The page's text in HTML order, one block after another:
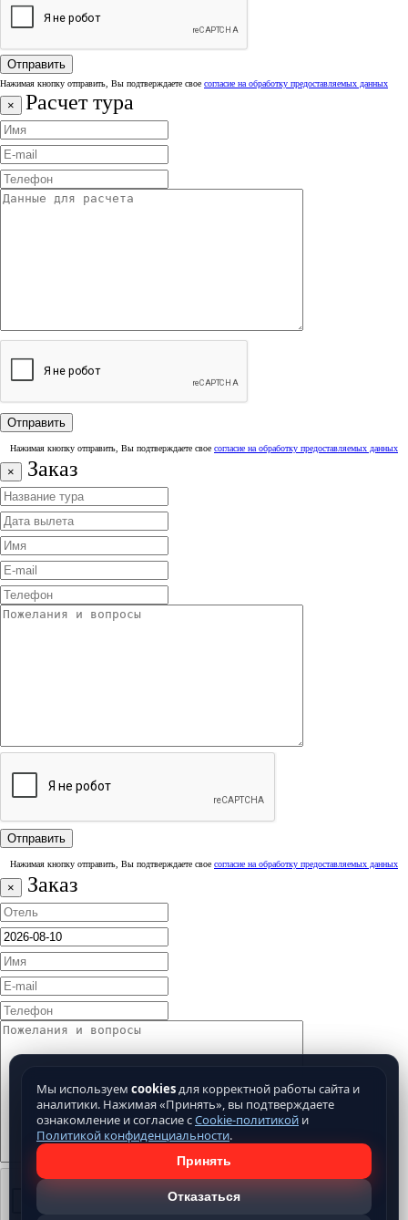
Нажимая кнопку отправить, Вы подтверждаете свое согласие на обработку предоставляемых данных
× Расчет тура
Нажимая кнопку отправить, Вы подтверждаете свое согласие на обработку предоставляемых данных
× Заказ
Нажимая кнопку отправить, Вы подтверждаете свое согласие на обработку предоставляемых данных
× Заказ
Мы используем cookiesдля корректной работы сайта и
аналитики. Нажимая «Принять», вы подтверждаете
ознакомление и согласие сCookie-политикой и
Политикой конфиденциальности.
Принять
Отказаться